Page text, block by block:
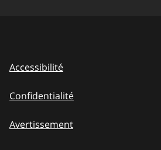
Accessibilité
Confidentialité
Avertissement